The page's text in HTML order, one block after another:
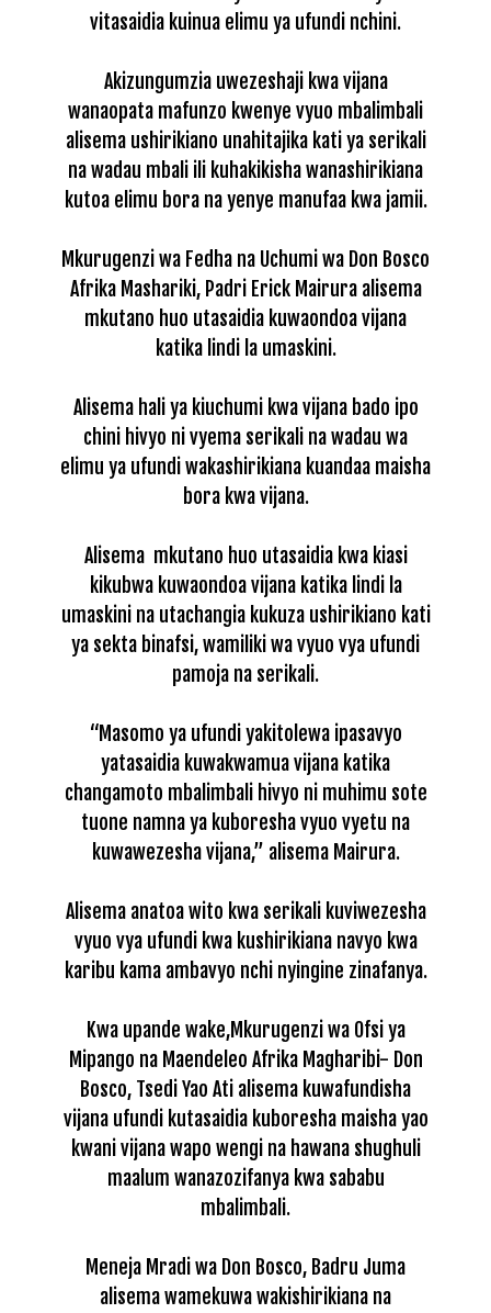
vitasaidia kuinua elimu ya ufundi nchini.
Akizungumzia uwezeshaji kwa vijana
wanaopata mafunzo kwenye vyuo mbalimbali
alisema ushirikiano unahitajika kati ya serikali
na wadau mbali ili kuhakikisha wanashirikiana
kutoa elimu bora na yenye manufaa kwa jamii.
Mkurugenzi wa Fedha na Uchumi wa Don Bosco
Afrika Mashariki, Padri Erick Mairura alisema
mkutano huo utasaidia kuwaondoa vijana
katika lindi la umaskini.
Alisema hali ya kiuchumi kwa vijana bado ipo
chini hivyo ni vyema serikali na wadau wa
elimu ya ufundi wakashirikiana kuandaa maisha
bora kwa vijana.
Alisema mkutano huo utasaidia kwa kiasi
kikubwa kuwaondoa vijana katika lindi la
umaskini na utachangia kukuza ushirikiano kati
ya sekta binafsi, wamiliki wa vyuo vya ufundi
pamoja na serikali.
“Masomo ya ufundi yakitolewa ipasavyo
yatasaidia kuwakwamua vijana katika
changamoto mbalimbali hivyo ni muhimu sote
tuone namna ya kuboresha vyuo vyetu na
kuwawezesha vijana,” alisema Mairura.
Alisema anatoa wito kwa serikali kuviwezesha
vyuo vya ufundi kwa kushirikiana navyo kwa
karibu kama ambavyo nchi nyingine zinafanya.
Kwa upande wake,Mkurugenzi wa Ofsi ya
Mipango na Maendeleo Afrika Magharibi- Don
Bosco, Tsedi Yao Ati alisema kuwafundisha
vijana ufundi kutasaidia kuboresha maisha yao
kwani vijana wapo wengi na hawana shughuli
maalum wanazozifanya kwa sababu
mbalimbali.
Meneja Mradi wa Don Bosco, Badru Juma
alisema wamekuwa wakishirikiana na